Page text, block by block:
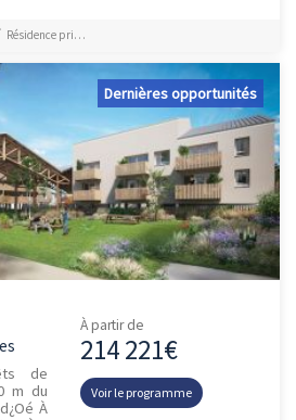
Résidence principale / PTZ
Dernières opportunités
de
m du
À
À partir de
214 221€
Voir le programme